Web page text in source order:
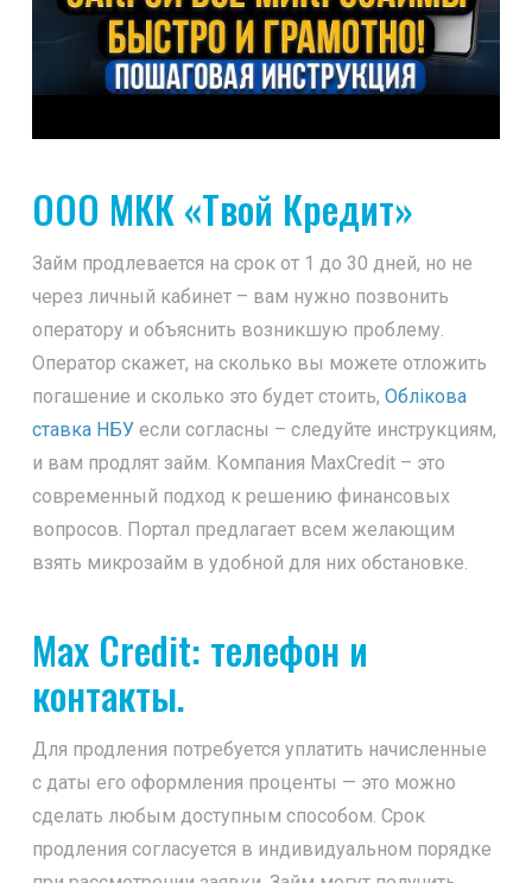
ООО МКК «Твой Кредит»
Займ продлевается на срок от 1 до 30 дней, но не
через личный кабинет – вам нужно позвонить
оператору и объяснить возникшую проблему.
Оператор скажет, на сколько вы можете отложить
погашение и сколько это будет стоить, Облікова
ставка НБУесли согласны – следуйте инструкциям,
и вам продлят займ. Компания MaxCredit – это
современный подход к решению финансовых
вопросов. Портал предлагает всем желающим
взять микрозайм в удобной для них обстановке.
Max Credit: телефон и
контакты.
Для продления потребуется уплатить начисленные
с даты его оформления проценты — это можно
сделать любым доступным способом. Срок
продления согласуется в индивидуальном порядке